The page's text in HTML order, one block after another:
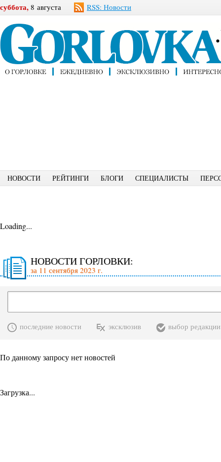
суббота, 8 августа RSS: Новости
НОВОСТИ РЕЙТИНГИ БЛОГИ СПЕЦИАЛИСТЫ
Loading...
НОВОСТИ ГОРЛОВКИ:
за 11 сентября 2023 г.
последние новости эксклюзив выбор редакции
По данному запросу нет новостей
Загрузка...